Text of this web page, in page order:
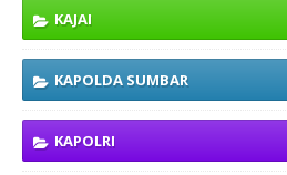
KAJAI
KAPOLDA SUMBAR
KAPOLRI